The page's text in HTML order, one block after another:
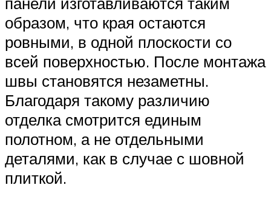
образом, что края остаются
ровными, в одной плоскости со
всей поверхностью. После монтажа
швы становятся незаметны.
Благодаря такому различию
отделка смотрится единым
полотном, а не отдельными
деталями, как в случае с шовной
плиткой.